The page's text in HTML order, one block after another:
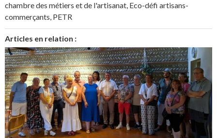
chambre des métiers et de l'artisanat, Eco-défi artisans-
commerçants, PETR
Articles en relation :